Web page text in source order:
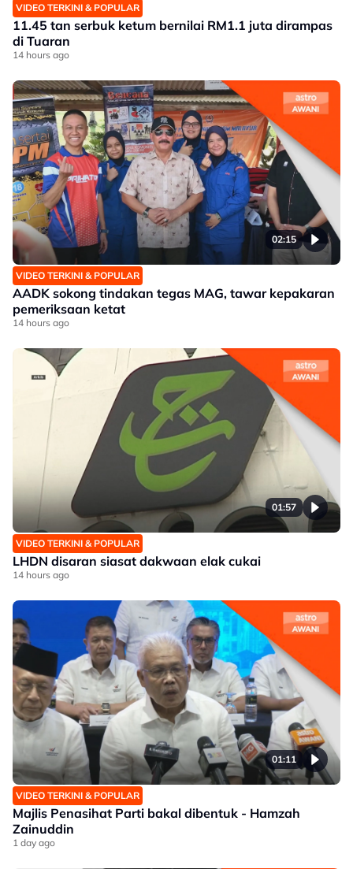
VIDEO TERKINI & POPULAR
11.45 tan serbuk ketum bernilai RM1.1 juta dirampas
di Tuaran
14 hours ago
02:15
VIDEO TERKINI & POPULAR
AADK sokong tindakan tegas MAG, tawar kepakaran
pemeriksaan ketat
14 hours ago
01:57
VIDEO TERKINI & POPULAR
LHDN disaran siasat dakwaan elak cukai
14 hours ago
01:11
VIDEO TERKINI & POPULAR
Majlis Penasihat Parti bakal dibentuk - Hamzah
Zainuddin
1 day ago